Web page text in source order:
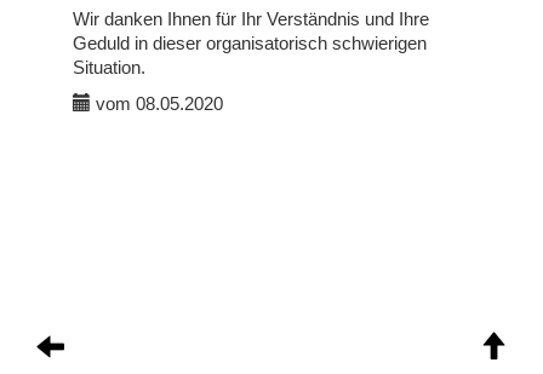
Wir danken Ihnen für Ihr Verständnis und Ihre
Geduld in dieser organisatorisch schwierigen
Situation.
vom 08.05.2020